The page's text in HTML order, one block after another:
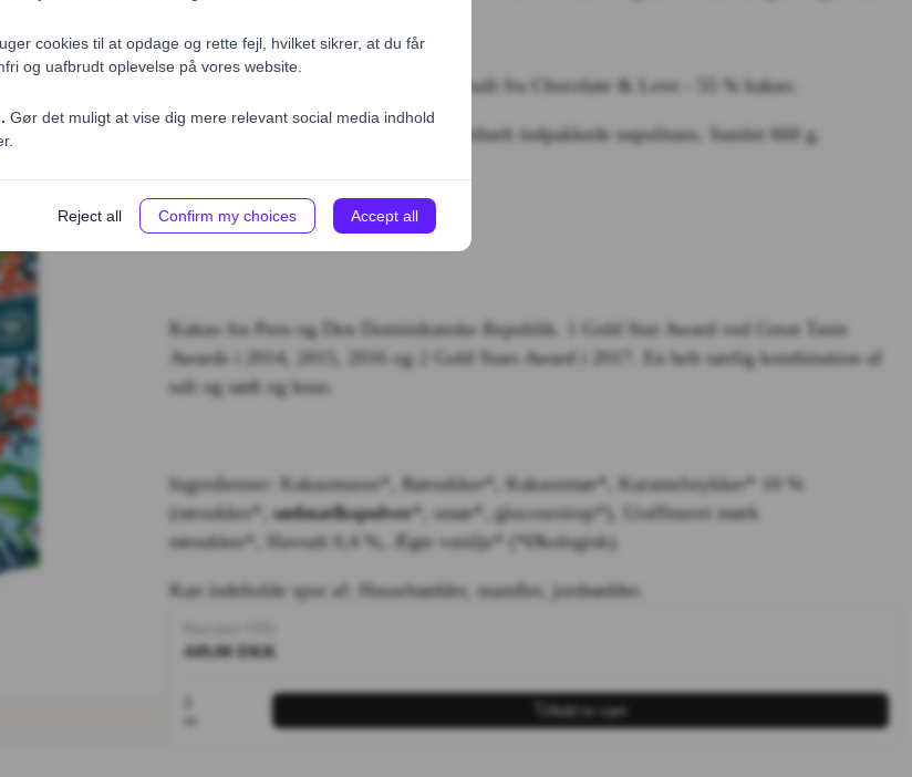
Mørk chokolade med karamel og havsalt fra Chocolate & Love - 55 % kakao.
Dispenser box med 120 x 5,5 g individuelt indpakkede napolitans. Samlet 660 g.
Økologisk & Fairtrade.
Kakao fra Peru og Den Dominikanske Republik. 1 Gold Star Award ved Great Taste
Awards i 2014, 2015, 2016 og 2 Gold Stars Award i 2017. En helt særlig kombination af
salt og sødt og knas.
Ingredienser: Kakaomasse*, Rørsukker*, Kakaosmør*, Karamelstykker* 10 %
(rørsukker*, sødmælkspulver*, smør*, glucosesirup*), Uraffineret mørk
rørsukker*, Havsalt 0,4 %, Ægte vanilje* (*Økologisk).
Kan indeholde spor af: Hasselnødder, mandler, jordnødder.
449,00 DKK
Add to cart